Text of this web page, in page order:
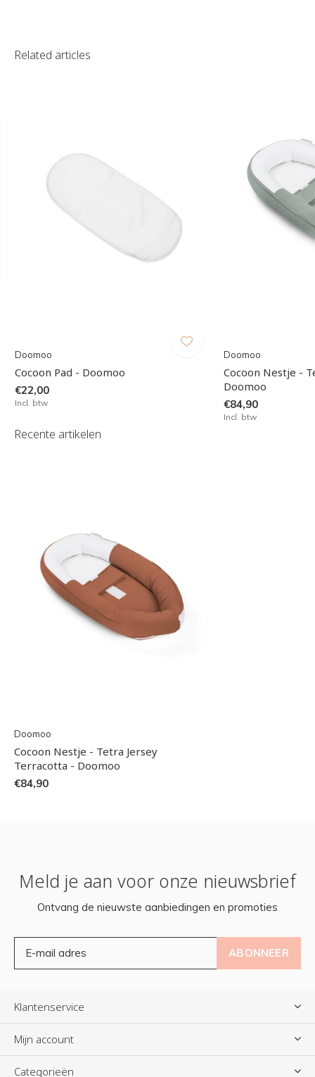
Related articles
Doomoo
Cocoon Pad - Doomoo
€22,00
Incl. btw
Doomoo
Cocoon Nestje -
Doomoo
€84,90
Incl. btw
Recente artikelen
Doomoo
Cocoon Nestje - Tetra Jersey
Terracotta - Doomoo
€84,90
Meld je aan voor onze nieuwsbrief
Ontvang de nieuwste aanbiedingen en promoties
ABONNEER
Klantenservice
Mijn account
Categorieën